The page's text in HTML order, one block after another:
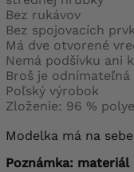
Bez rukávov
Bez spojovacích
Má dve otvorené
Nemá podšívku ani
Broš je odnímateľná
Poľský výrobok
Zloženie: 96 %
Modelka má na
Poznámka: